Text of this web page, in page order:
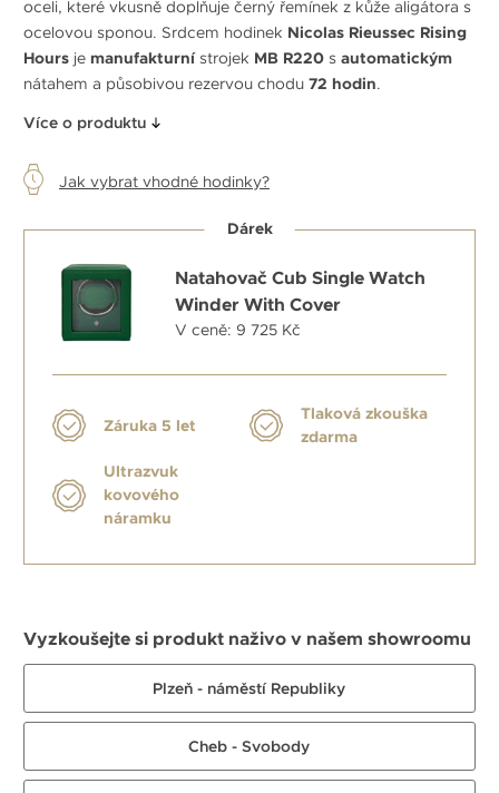
oceli, které vkusně doplňuje černý řemínek z kůže aligátora s
ocelovou sponou. Srdcem hodinek Nicolas Rieussec Rising
Hours je manufakturnístrojek MB R220 s automatickým
nátahem a působivou rezervou chodu 72 hodin.
Více o produktu
Jak vybrat vhodné hodinky?
Dárek
Natahovač Cub Single Watch
Winder With Cover
V ceně: 9 725 Kč
Záruka 5 let
Tlaková zkouška
zdarma
Ultrazvuk
kovového
náramku
Vyzkoušejte si produkt naživo v našem showroomu
Plzeň - náměstí Republiky
Cheb - Svobody